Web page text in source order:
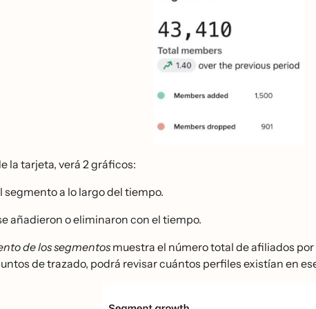
la tarjeta, verá 2 gráficos:
a lo largo del tiempo.
añadieron o eliminaron con el tiempo.
de los segmentosmuestra el número total de afiliados
de trazado, podrá revisar cuántos perfiles existían en